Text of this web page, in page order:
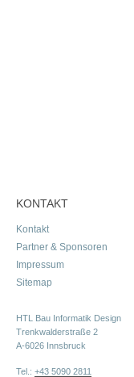
KONTAKT
Kontakt
Partner & Sponsoren
Impressum
Sitemap
HTL Bau Informatik Design
Trenkwalderstraße 2
A-6026 Innsbruck
Tel.: +43 5090 2811